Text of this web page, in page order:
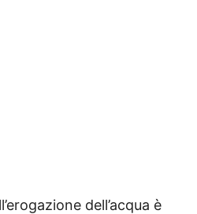
dell’acqua è